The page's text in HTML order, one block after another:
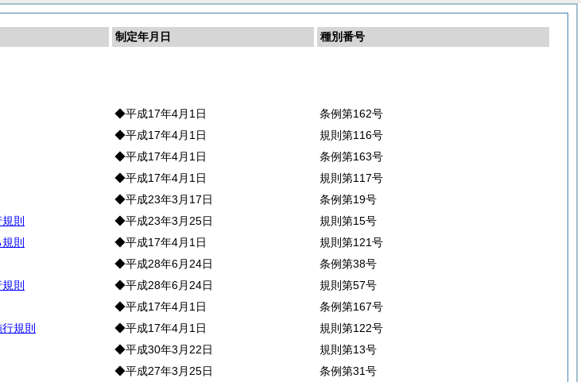
制定年月日
種別番号
◆平成17年4月1日
条例第162号
◆平成17年4月1日
規則第116号
◆平成17年4月1日
条例第163号
◆平成17年4月1日
規則第117号
◆平成23年3月17日
条例第19号
則
◆平成23年3月25日
規則第15号
則
◆平成17年4月1日
規則第121号
◆平成28年6月24日
条例第38号
則
◆平成28年6月24日
規則第57号
◆平成17年4月1日
条例第167号
規則
◆平成17年4月1日
規則第122号
◆平成30年3月22日
規則第13号
◆平成27年3月25日
条例第31号